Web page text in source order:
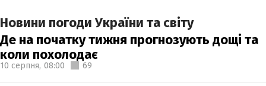
Новини погоди України та світу
Де на початку тижня прогнозують дощі та
коли похолодає
10 серпня, 08:00 69